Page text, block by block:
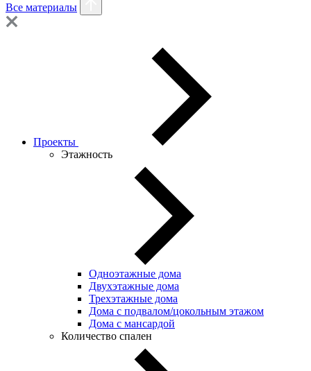
Все материалы
Проекты
Этажность
Одноэтажные дома
Двухэтажные дома
Трехэтажные дома
Дома с подвалом/цокольным этажом
Дома с мансардой
Количество спален